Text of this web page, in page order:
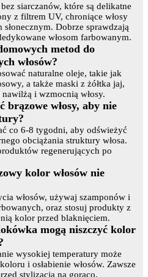
siarczanów, które są delikatne
z filtrem UV, chroniące włosy
Dobrze sprawdzają
włosom farbowanym.
metod do
włosów?
naturalne oleje, takie jak
a także maski z żółtka jaj,
i wzmocnią włosy.
brązowe włosy, aby nie
co 6-8 tygodni, aby odświeżyć
obciążania struktury włosa.
regenerujących po
kolor włosów nie
włosów, używaj szamponów i
oraz stosuj produkty z
kolor przed blaknięciem.
mogą niszczyć kolor
wysokiej temperatury może
i osłabienie włosów. Zawsze
stylizacją na gorąco.